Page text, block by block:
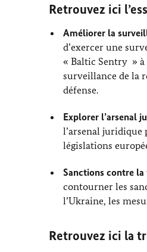
Retrouvez ici
Améliorer la
d’exercer une
« Baltic Sentry »
surveillance de la
défense.
Explorer l’arsenal
l’arsenal juridique
législations
Sanctions contre
contourner les
l’Ukraine, les
Retrouvez ici la